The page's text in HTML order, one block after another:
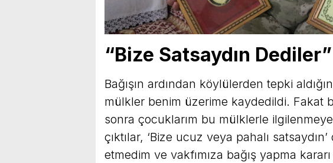
“Bize Satsaydın Dediler”
Bağışın ardından köylülerden tepki
mülkler benim üzerime kaydedildi. Fakat
sonra çocuklarım bu mülklerle
çıktılar, ‘Bize ucuz veya pahalı
etmedim ve vakfımıza bağış yapma